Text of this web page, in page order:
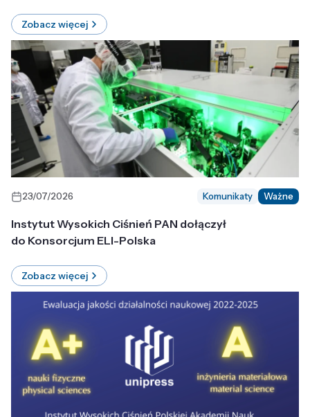
Zobacz więcej
23/07/2026 Komunikaty Ważne
Instytut Wysokich Ciśnień PAN dołączył
do Konsorcjum ELI-Polska
Zobacz więcej